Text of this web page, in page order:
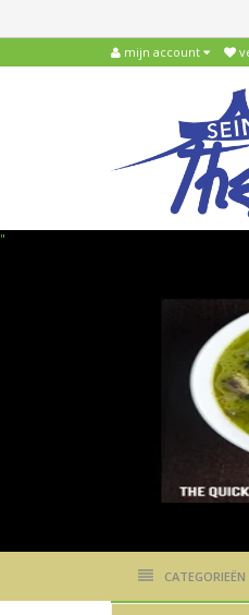
mijn account
"
CATEGORIEËN